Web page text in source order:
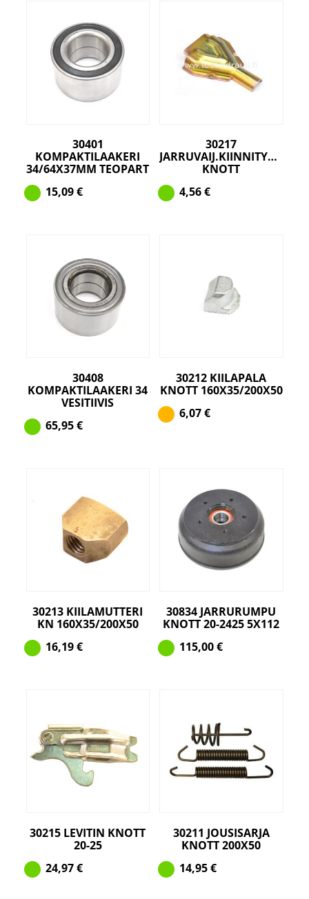
30401
KOMPAKTILAAKERI
34/64X37MM TEOPART
15,09€
30217
JARRUVAIJ.KIINNITYSPELTI
KNOTT
4,56€
30408
KOMPAKTILAAKERI 34
VESITIIVIS
65,95€
30212 KIILAPALA
KNOTT 160X35/200X50
6,07€
30213 KIILAMUTTERI
KN 160X35/200X50
16,19€
30834 JARRURUMPU
KNOTT 20-2425 5X112
115,00€
30215 LEVITIN KNOTT
20-25
24,97€
30211 JOUSISARJA
KNOTT 200X50
14,95€